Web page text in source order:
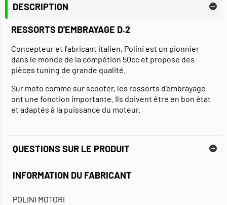
DESCRIPTION
RESSORTS D'EMBRAYAGE D.2
Concepteur et fabricant italien, Polini est un pionnier
dans le monde de la compétion 50cc et propose des
pièces tuning de grande qualité.
Sur moto comme sur scooter, les ressorts d'embrayage
ont une fonction importante. Ils doivent être en bon état
et adaptés à la puissance du moteur.
QUESTIONS SUR LE PRODUIT
INFORMATION DU FABRICANT
POLINI MOTORI